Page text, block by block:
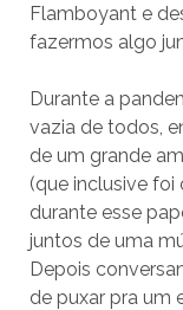
Flamboyant e
fazermos algo
Durante a
vazia de todos,
de um grande
(que inclusive foi
durante esse
juntos de uma
Depois
de puxar pra um